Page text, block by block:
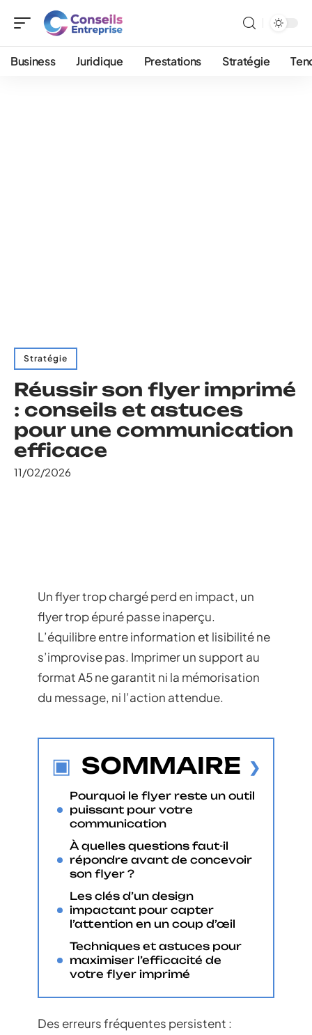
Business Juridique Prestations Stratégie
Stratégie
Réussir son flyer imprimé
: conseils et astuces
pour une communication
efficace
11/02/2026
Un flyer trop chargé perd en impact, un
flyer trop épuré passe inaperçu.
L’équilibre entre information et lisibilité ne
s’improvise pas. Imprimer un support au
format A5 ne garantit ni la mémorisation
du message, ni l’action attendue.
SOMMAIRE
Pourquoi le flyer reste un outil
puissant pour votre
communication
À quelles questions faut-il
répondre avant de concevoir
son flyer ?
Les clés d’un design
impactant pour capter
l’attention en un coup d’œil
Techniques et astuces pour
maximiser l’efficacité de
votre flyer imprimé
Des erreurs fréquentes persistent :